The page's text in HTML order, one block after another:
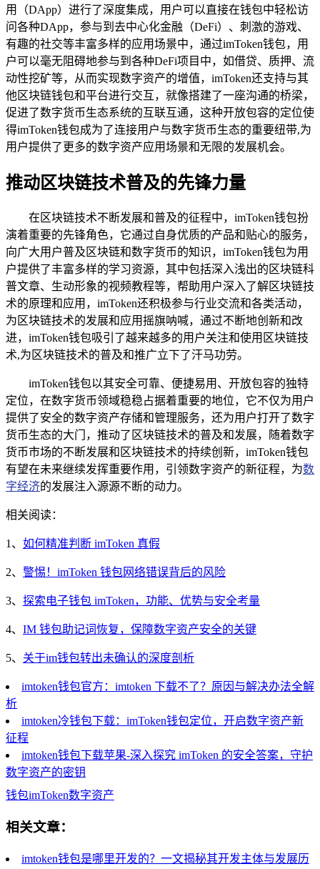
用（DApp）进行了深度集成，用户可以直接在钱包中轻松访
问各种DApp，参与到去中心化金融（DeFi）、刺激的游戏、
有趣的社交等丰富多样的应用场景中，通过imToken钱包，用
户可以毫无阻碍地参与到各种DeFi项目中，如借贷、质押、流
动性挖矿等，从而实现数字资产的增值，imToken还支持与其
他区块链钱包和平台进行交互，就像搭建了一座沟通的桥梁，
促进了数字货币生态系统的互联互通，这种开放包容的定位使
得imToken钱包成为了连接用户与数字货币生态的重要纽带,为
用户提供了更多的数字资产应用场景和无限的发展机会。
推动区块链技术普及的先锋力量
在区块链技术不断发展和普及的征程中，imToken钱包扮
演着重要的先锋角色，它通过自身优质的产品和贴心的服务，
向广大用户普及区块链和数字货币的知识，imToken钱包为用
户提供了丰富多样的学习资源，其中包括深入浅出的区块链科
普文章、生动形象的视频教程等，帮助用户深入了解区块链技
术的原理和应用，imToken还积极参与行业交流和各类活动，
为区块链技术的发展和应用摇旗呐喊，通过不断地创新和改
进，imToken钱包吸引了越来越多的用户关注和使用区块链技
术,为区块链技术的普及和推广立下了汗马功劳。
imToken钱包以其安全可靠、便捷易用、开放包容的独特
定位，在数字货币领域稳稳占据着重要的地位，它不仅为用户
提供了安全的数字资产存储和管理服务，还为用户打开了数字
货币生态的大门，推动了区块链技术的普及和发展，随着数字
货币市场的不断发展和区块链技术的持续创新，imToken钱包
有望在未来继续发挥重要作用，引领数字资产的新征程，为数
字经济的发展注入源源不断的动力。
相关阅读：
1、 如何精准判断 imToken 真假
2、 警惕！imToken 钱包网络错误背后的风险
3、 探索电子钱包 imToken，功能、优势与安全考量
4、 IM 钱包助记词恢复，保障数字资产安全的关键
5、 关于im钱包转出未确认的深度剖析
imtoken钱包官方：imtoken 下载不了？原因与解决办法全解
析
imtoken冷钱包下载：imToken钱包定位，开启数字资产新
征程
imtoken钱包下载苹果-深入探究 imToken 的安全答案，守护
数字资产的密钥
钱包imToken数字资产
相关文章：
imtoken钱包是哪里开发的？一文揭秘其开发主体与发展历